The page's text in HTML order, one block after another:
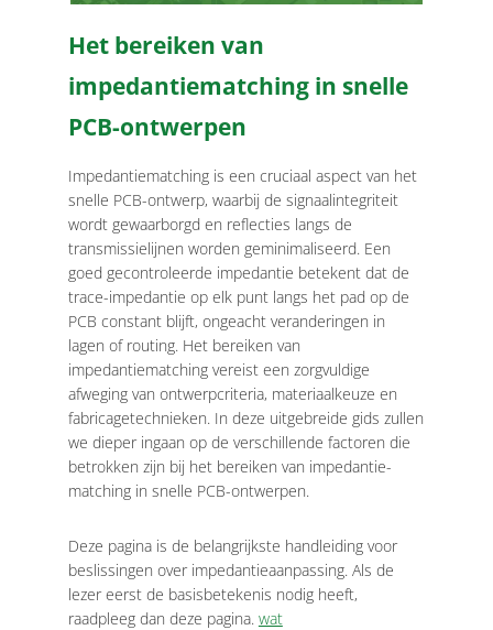
Het bereiken van
impedantiematching in snelle
PCB-ontwerpen
Impedantiematching is een cruciaal aspect van het
snelle PCB-ontwerp, waarbij de signaalintegriteit
wordt gewaarborgd en reflecties langs de
transmissielijnen worden geminimaliseerd. Een
goed gecontroleerde impedantie betekent dat de
trace-impedantie op elk punt langs het pad op de
PCB constant blijft, ongeacht veranderingen in
lagen of routing. Het bereiken van
impedantiematching vereist een zorgvuldige
afweging van ontwerpcriteria, materiaalkeuze en
fabricagetechnieken. In deze uitgebreide gids zullen
we dieper ingaan op de verschillende factoren die
betrokken zijn bij het bereiken van impedantie-
matching in snelle PCB-ontwerpen.
Deze pagina is de belangrijkste handleiding voor
beslissingen over impedantieaanpassing. Als de
lezer eerst de basisbetekenis nodig heeft,
raadpleeg dan deze pagina. wat